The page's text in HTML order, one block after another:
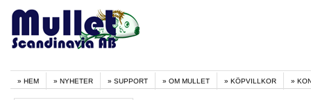
HEM NYHETER SUPPORT OM MULLET KÖPVILLKOR